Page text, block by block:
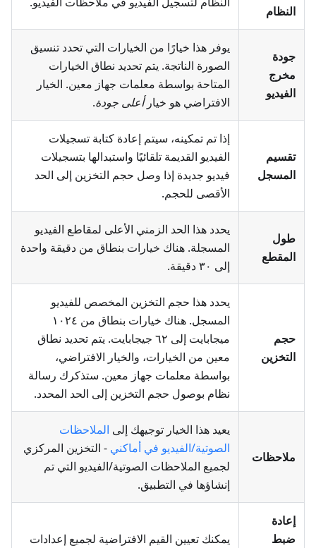
النظام
جودة
مخرج
الفيديو
يوفر هذا خيارًا من الخيارات التي تحدد تنسيق
الصورة الناتجة. يتم تحديد نطاق الخيارات
المتاحة بواسطة معلمات جهاز معين. الخيار
الافتراضي هو خيارأعلى جودة.
تقسيم
المسجل
إذا تم تمكينه، سيتم إعادة كتابة تسجيلات
الفيديو القديمة تلقائيًا واستبدالها بتسجيلات
فيديو جديدة إذا وصل حجم التخزين إلى الحد
الأقصى للحجم.
طول
المقطع
يحدد هذا الحد الزمني الأعلى لمقاطع الفيديو
المسجلة. هناك خيارات بنطاق من دقيقة واحدة
إلى ٣٠ دقيقة.
حجم
التخزين
يحدد هذا حجم التخزين المخصص للفيديو
المسجل. هناك خيارات بنطاق من ١٠٢٤
ميجابايت إلى ٦٢ جيجابايت. يتم تحديد نطاق
معين من الخيارات، والخيار الافتراضي،
بواسطة معلمات جهاز معين. ستذكرك رسالة
نظام بوصول حجم التخزين إلى الحد المحدد.
ملاحظات
يعيد هذا الخيار توجيهك إلى الملاحظات
الصوتية/الفيديو في أماكني - التخزين المركزي
لجميع الملاحظات الصوتية/الفيديو التي تم
إنشاؤها في التطبيق.
إعادة
ضبط
يمكنك تعيين القيم الافتراضية لجميع إعدادات